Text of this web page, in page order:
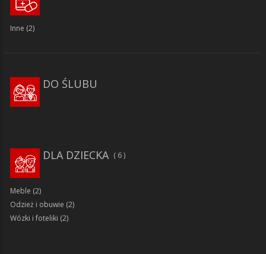
Inne (2)
DO ŚLUBU
6
DLA DZIECKA
Meble (2)
Odzież i obuwie (2)
Wózki i foteliki (2)